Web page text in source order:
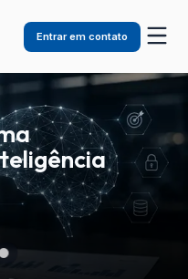
Entrar em contato